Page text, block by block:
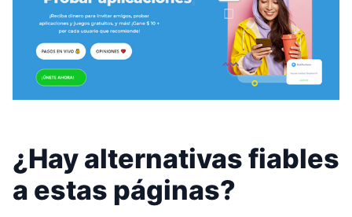
¿Hay alternativas fiables
a estas páginas?